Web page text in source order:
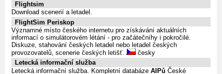
Flightsim
Download scenerií a letadel.
FlightSim Periskop
Významné místo českého internetu pro získávání aktuálních
informací o simulátorovém létání - pro začátečníhy i pokročilé.
Diskuze, stahování českých letadel nebo letadel českých
provozovatelů, scenerie českých letišť.
česky
Letecká informační služba
Letecká informační služba. Kompletní databáze AIPů České